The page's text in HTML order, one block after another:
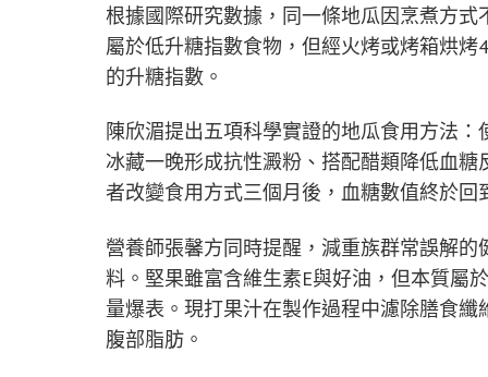
根據國際研究數據，同一條地瓜因烹煮方
屬於低升糖指數食物，但經火烤或烤箱烘
的升糖指數。
陳欣湄提出五項科學實證的地瓜食用方法
冰藏一晚形成抗性澱粉、搭配醋類降低血
者改變食用方式三個月後，血糖數值終於回
營養師張馨方同時提醒，減重族群常誤解
料。堅果雖富含維生素E與好油，但本質屬
量爆表。現打果汁在製作過程中濾除膳食
腹部脂肪。